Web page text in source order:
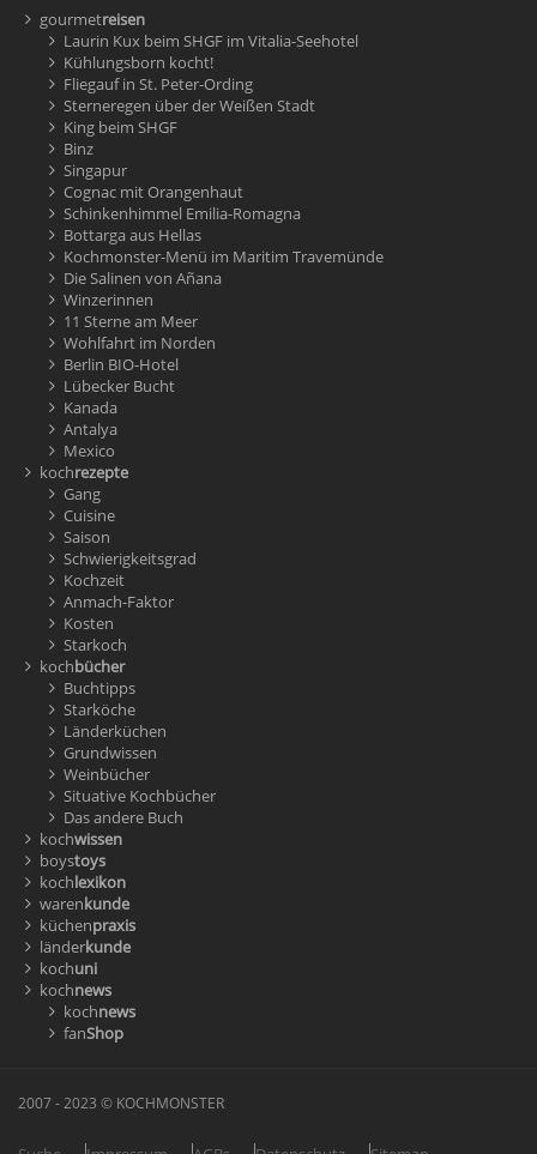
gourmetreisen
Laurin Kux beim SHGF im Vitalia-Seehotel
Kühlungsborn kocht!
Fliegauf in St. Peter-Ording
Sterneregen über der Weißen Stadt
King beim SHGF
Binz
Singapur
Cognac mit Orangenhaut
Schinkenhimmel Emilia-Romagna
Bottarga aus Hellas
Kochmonster-Menü im Maritim Travemünde
Die Salinen von Añana
Winzerinnen
11 Sterne am Meer
Wohlfahrt im Norden
Berlin BIO-Hotel
Lübecker Bucht
Kanada
Antalya
Mexico
kochrezepte
Gang
Cuisine
Saison
Schwierigkeitsgrad
Kochzeit
Anmach-Faktor
Kosten
Starkoch
kochbücher
Buchtipps
Starköche
Länderküchen
Grundwissen
Weinbücher
Situative Kochbücher
Das andere Buch
kochwissen
boystoys
kochlexikon
warenkunde
küchenpraxis
länderkunde
kochuni
kochnews
kochnews
fanShop
2007 - 2023 © KOCHMONSTER